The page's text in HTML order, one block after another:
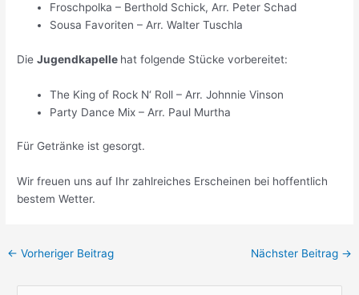
Froschpolka – Berthold Schick, Arr. Peter Schad
Sousa Favoriten – Arr. Walter Tuschla
DieJugendkapelle hat folgende Stücke vorbereitet:
The King of Rock N‘ Roll – Arr. Johnnie Vinson
Party Dance Mix – Arr. Paul Murtha
Für Getränke ist gesorgt.
Wir freuen uns auf Ihr zahlreiches Erscheinen bei hoffentlich
bestem Wetter.
Beitragsnavigation
← Vorheriger Beitrag Nächster Beitrag →